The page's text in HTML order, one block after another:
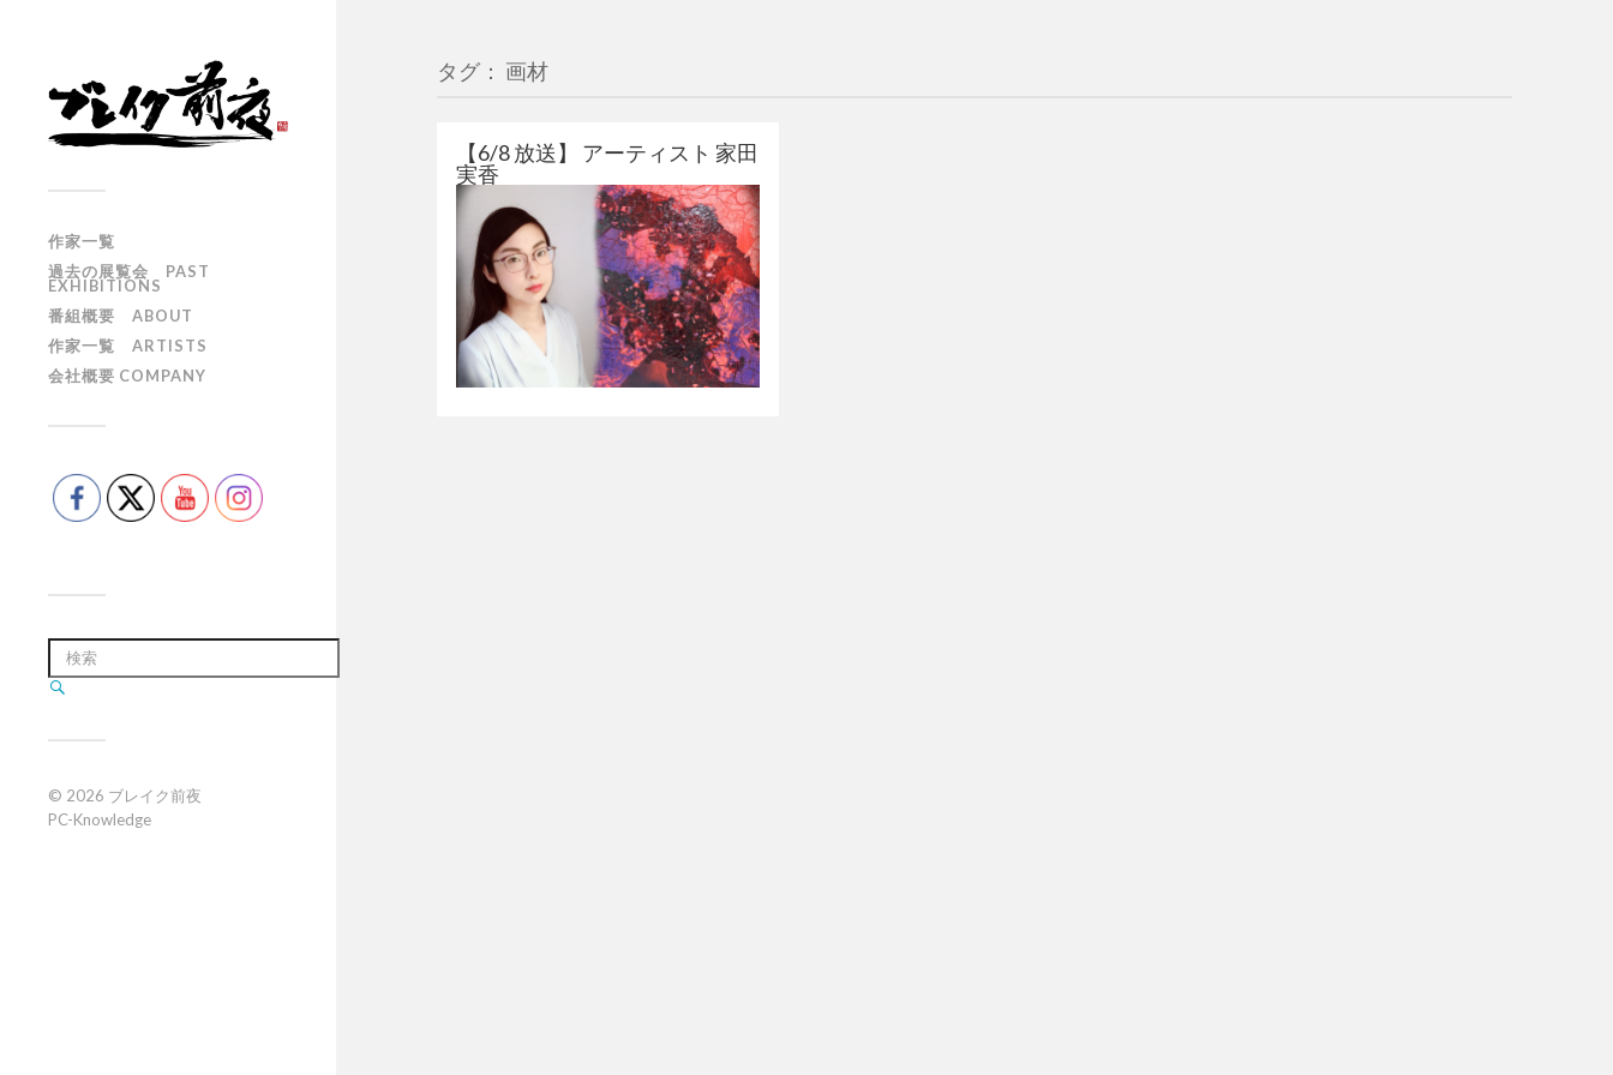
作家一覧
過去の展覧会 PAST
EXHIBITIONS
番組概要 ABOUT
作家一覧 ARTISTS
会社概要 COMPANY
© 2026 ブレイク前夜
PC-Knowledge
タグ： 画材
【6/8 放送】 アーティスト 家田
実香